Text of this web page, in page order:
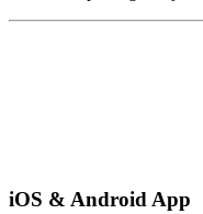
iOS & Android App